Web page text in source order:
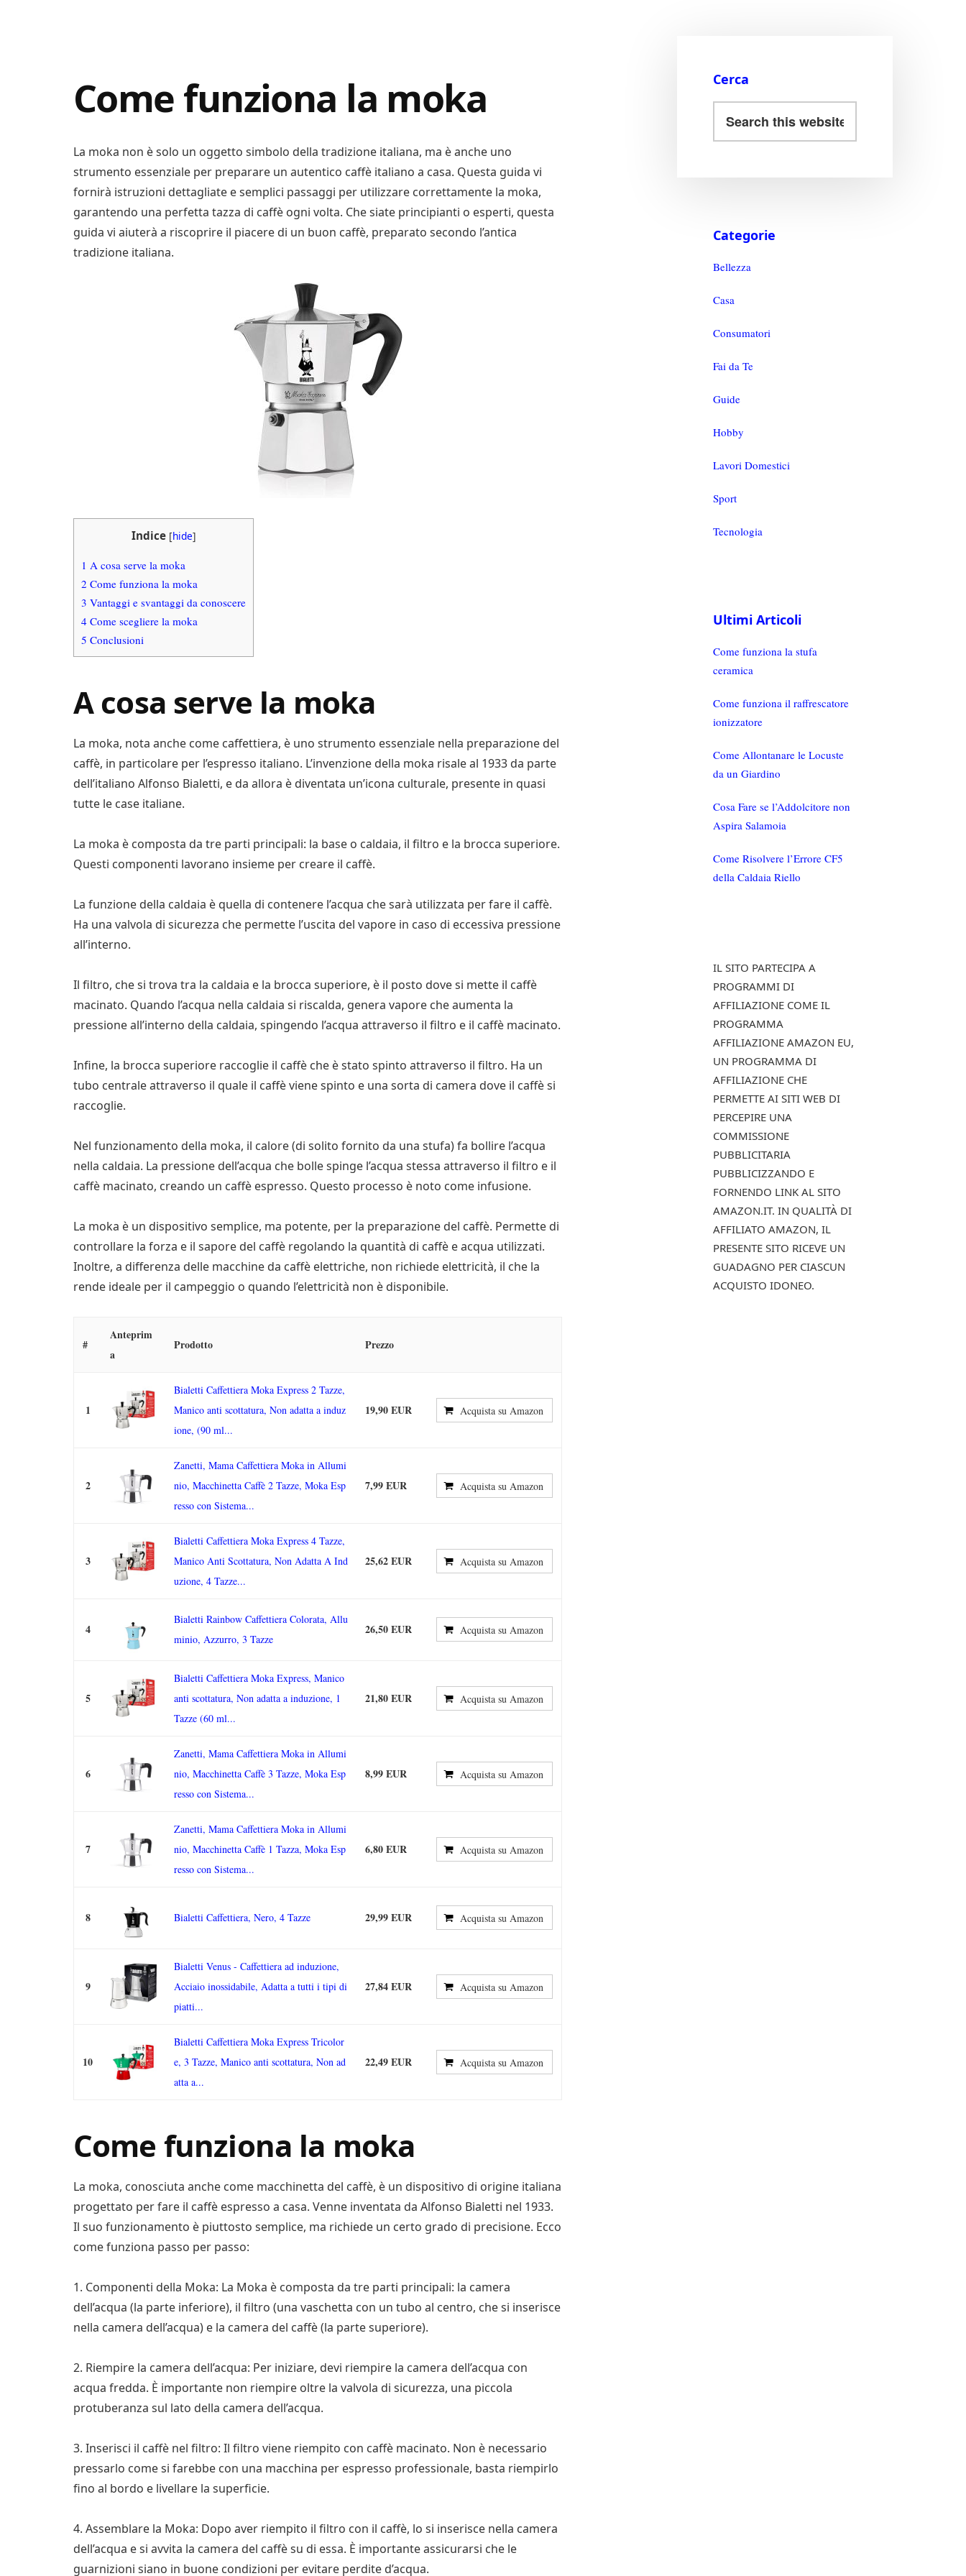
Come funziona la moka
La moka non è solo un oggetto simbolo della tradizione italiana, ma è anche uno
strumento essenziale per preparare un autentico caffè italiano a casa. Questa guida vi
fornirà istruzioni dettagliate e semplici passaggi per utilizzare correttamente la moka,
garantendo una perfetta tazza di caffè ogni volta. Che siate principianti o esperti, questa
guida vi aiuterà a riscoprire il piacere di un buon caffè, preparato secondo l’antica
tradizione italiana.
Indice [hide]
1 A cosa serve la moka
2 Come funziona la moka
3 Vantaggi e svantaggi da conoscere
4 Come scegliere la moka
5 Conclusioni
A cosa serve la moka
La moka, nota anche come caffettiera, è uno strumento essenziale nella preparazione del
caffè, in particolare per l’espresso italiano. L’invenzione della moka risale al 1933 da parte
dell’italiano Alfonso Bialetti, e da allora è diventata un’icona culturale, presente in quasi
tutte le case italiane.
La moka è composta da tre parti principali: la base o caldaia, il filtro e la brocca superiore.
Questi componenti lavorano insieme per creare il caffè.
La funzione della caldaia è quella di contenere l’acqua che sarà utilizzata per fare il caffè.
Ha una valvola di sicurezza che permette l’uscita del vapore in caso di eccessiva pressione
all’interno.
Il filtro, che si trova tra la caldaia e la brocca superiore, è il posto dove si mette il caffè
macinato. Quando l’acqua nella caldaia si riscalda, genera vapore che aumenta la
pressione all’interno della caldaia, spingendo l’acqua attraverso il filtro e il caffè macinato.
Infine, la brocca superiore raccoglie il caffè che è stato spinto attraverso il filtro. Ha un
tubo centrale attraverso il quale il caffè viene spinto e una sorta di camera dove il caffè si
raccoglie.
Nel funzionamento della moka, il calore (di solito fornito da una stufa) fa bollire l’acqua
nella caldaia. La pressione dell’acqua che bolle spinge l’acqua stessa attraverso il filtro e il
caffè macinato, creando un caffè espresso. Questo processo è noto come infusione.
La moka è un dispositivo semplice, ma potente, per la preparazione del caffè. Permette di
controllare la forza e il sapore del caffè regolando la quantità di caffè e acqua utilizzati.
Inoltre, a differenza delle macchine da caffè elettriche, non richiede elettricità, il che la
rende ideale per il campeggio o quando l’elettricità non è disponibile.
#
Anteprim
a
Prodotto Prezzo
1
Bialetti Caffettiera Moka Express 2 Tazze,
Manico anti scottatura, Non adatta a induz
ione, (90 ml...
19,90 EUR Acquista su Amazon
2
Zanetti, Mama Caffettiera Moka in Allumi
nio, Macchinetta Caffè 2 Tazze, Moka Esp
resso con Sistema...
7,99 EUR Acquista su Amazon
3
Bialetti Caffettiera Moka Express 4 Tazze,
Manico Anti Scottatura, Non Adatta A Ind
uzione, 4 Tazze...
25,62 EUR Acquista su Amazon
4
Bialetti Rainbow Caffettiera Colorata, Allu
minio, Azzurro, 3 Tazze
26,50 EUR Acquista su Amazon
5
Bialetti Caffettiera Moka Express, Manico
anti scottatura, Non adatta a induzione, 1
Tazze (60 ml...
21,80 EUR Acquista su Amazon
6
Zanetti, Mama Caffettiera Moka in Allumi
nio, Macchinetta Caffè 3 Tazze, Moka Esp
resso con Sistema...
8,99 EUR Acquista su Amazon
7
Zanetti, Mama Caffettiera Moka in Allumi
nio, Macchinetta Caffè 1 Tazza, Moka Esp
resso con Sistema...
6,80 EUR Acquista su Amazon
8 Bialetti Caffettiera, Nero, 4 Tazze 29,99 EUR Acquista su Amazon
9
Bialetti Venus - Caffettiera ad induzione,
Acciaio inossidabile, Adatta a tutti i tipi di
piatti...
27,84 EUR Acquista su Amazon
10
Bialetti Caffettiera Moka Express Tricolor
e, 3 Tazze, Manico anti scottatura, Non ad
atta a...
22,49 EUR Acquista su Amazon
Come funziona la moka
La moka, conosciuta anche come macchinetta del caffè, è un dispositivo di origine italiana
progettato per fare il caffè espresso a casa. Venne inventata da Alfonso Bialetti nel 1933.
Il suo funzionamento è piuttosto semplice, ma richiede un certo grado di precisione. Ecco
come funziona passo per passo:
1. Componenti della Moka: La Moka è composta da tre parti principali: la camera
dell’acqua (la parte inferiore), il filtro (una vaschetta con un tubo al centro, che si inserisce
nella camera dell’acqua) e la camera del caffè (la parte superiore).
2. Riempire la camera dell’acqua: Per iniziare, devi riempire la camera dell’acqua con
acqua fredda. È importante non riempire oltre la valvola di sicurezza, una piccola
protuberanza sul lato della camera dell’acqua.
3. Inserisci il caffè nel filtro: Il filtro viene riempito con caffè macinato. Non è necessario
pressarlo come si farebbe con una macchina per espresso professionale, basta riempirlo
fino al bordo e livellare la superficie.
4. Assemblare la Moka: Dopo aver riempito il filtro con il caffè, lo si inserisce nella camera
dell’acqua e si avvita la camera del caffè su di essa. È importante assicurarsi che le
guarnizioni siano in buone condizioni per evitare perdite d’acqua.
Cerca
Categorie
Bellezza
Casa
Consumatori
Fai da Te
Guide
Hobby
Lavori Domestici
Sport
Tecnologia
Ultimi Articoli
Come funziona la stufa
ceramica
Come funziona il raffrescatore
ionizzatore
Come Allontanare le Locuste
da un Giardino
Cosa Fare se l’Addolcitore non
Aspira Salamoia
Come Risolvere l’Errore CF5
della Caldaia Riello
IL SITO PARTECIPA A
PROGRAMMI DI
AFFILIAZIONE COME IL
PROGRAMMA
AFFILIAZIONE AMAZON EU,
UN PROGRAMMA DI
AFFILIAZIONE CHE
PERMETTE AI SITI WEB DI
PERCEPIRE UNA
COMMISSIONE
PUBBLICITARIA
PUBBLICIZZANDO E
FORNENDO LINK AL SITO
AMAZON.IT. IN QUALITÀ DI
AFFILIATO AMAZON, IL
PRESENTE SITO RICEVE UN
GUADAGNO PER CIASCUN
ACQUISTO IDONEO.